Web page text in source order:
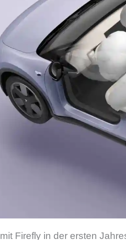
mit Firefly in der ersten